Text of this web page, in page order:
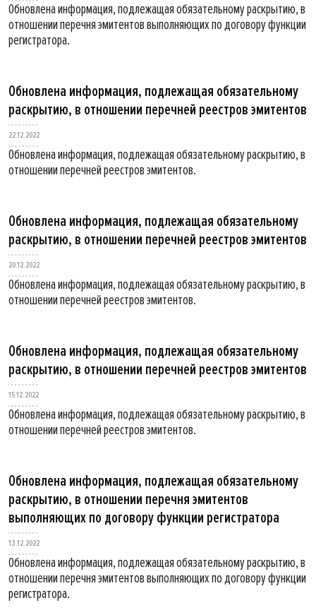
Обновлена информация, подлежащая обязательному раскрытию, в
отношении перечня эмитентов выполняющих по договору функции
регистратора.
Обновлена информация, подлежащая обязательному
раскрытию, в отношении перечней реестров эмитентов
22.12.2022
Обновлена информация, подлежащая обязательному раскрытию, в
отношении перечней реестров эмитентов.
Обновлена информация, подлежащая обязательному
раскрытию, в отношении перечней реестров эмитентов
20.12.2022
Обновлена информация, подлежащая обязательному раскрытию, в
отношении перечней реестров эмитентов.
Обновлена информация, подлежащая обязательному
раскрытию, в отношении перечней реестров эмитентов
15.12.2022
Обновлена информация, подлежащая обязательному раскрытию, в
отношении перечней реестров эмитентов.
Обновлена информация, подлежащая обязательному
раскрытию, в отношении перечня эмитентов
выполняющих по договору функции регистратора
13.12.2022
Обновлена информация, подлежащая обязательному раскрытию, в
отношении перечня эмитентов выполняющих по договору функции
регистратора.